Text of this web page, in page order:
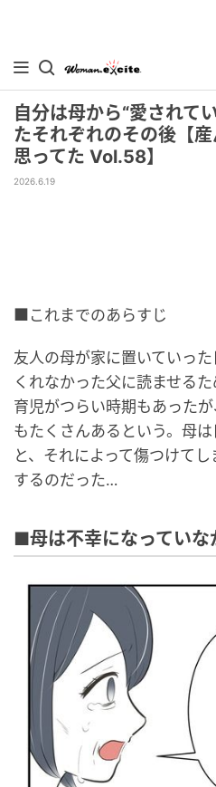
自分は母から“愛されて
たそれぞれのその後【
思ってた Vol.58】
2026.6.19
■これまでのあらすじ
友人の母が家に置いていっ
くれなかった父に読ませる
育児がつらい時期もあった
もたくさんあるという。母
と、それによって傷つけて
するのだった…
■母は不幸になっていな